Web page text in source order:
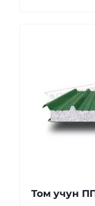
Том учун